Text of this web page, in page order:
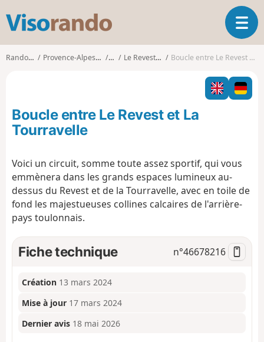
s
o
O
u
i
r
l
i
a
n
Randonnées Provence-Alpes-Côte d'Azur Var Le Revest-les-Eaux Boucle entre Le Revest et La Tourravelle
Boucle entre Le Revest et La
Tourravelle
Voici un circuit, somme toute assez sportif, qui vous
emmènera dans les grands espaces lumineux au-
dessus du Revest et de la Tourravelle, avec en toile de
fond les majestueuses collines calcaires de l'arrière-
pays toulonnais.
Fiche technique n°46678216
Création 13 mars 2024
Mise à jour 17 mars 2024
Dernier avis 18 mai 2026